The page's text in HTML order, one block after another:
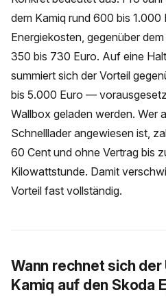
dem Kamiq rund 600 bis 1.000
Energiekosten, gegenüber
350 bis 730 Euro. Auf eine
summiert sich der Vorteil
bis 5.000 Euro —
Wallbox geladen werden. Wer
Schnelllader angewiesen ist,
60 Cent und ohne Vertrag bis
Kilowattstunde. Damit
Vorteil fast vollständig.
Wann rechnet sich
Kamiq auf den Skoda